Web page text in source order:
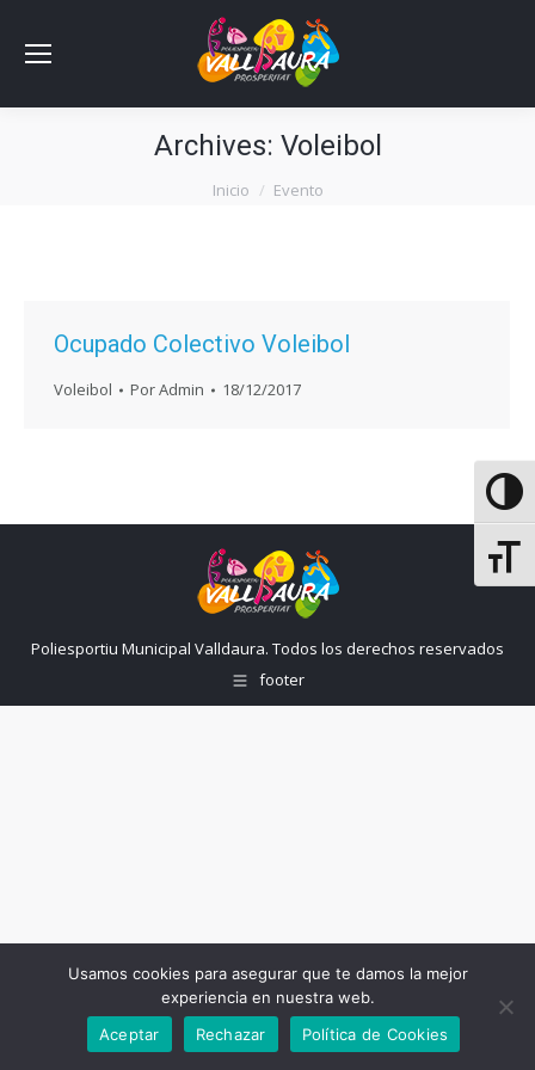
Archives: Voleibol
Estás aquí:
Inicio Evento
Ocupado Colectivo Voleibol
Voleibol PorAdmin 18/12/2017
Poliesportiu Municipal Valldaura. Todos los derechos reservados
footer
Usamos cookies para asegurar que te damos la mejor
experiencia en nuestra web.
Aceptar
Rechazar Política de Cookies